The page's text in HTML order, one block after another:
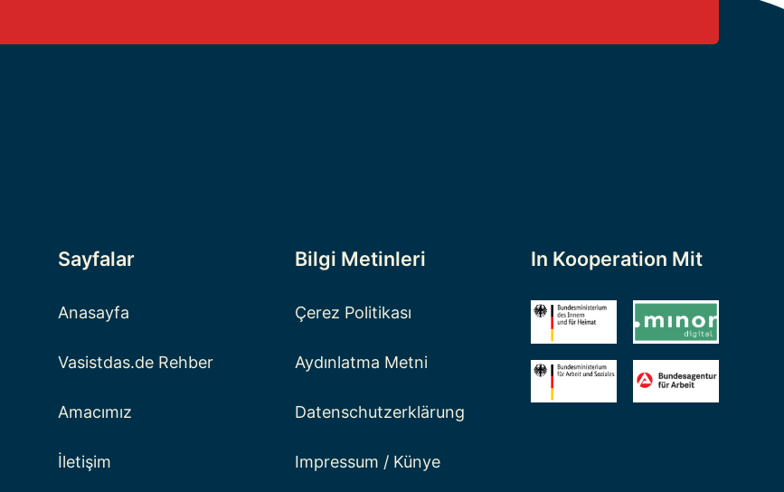
Sayfalar
Anasayfa
Vasistdas.de Rehber
Amacımız
İletişim
Bilgi Metinleri
Çerez Politikası
Aydınlatma Metni
Datenschutzerklärung
Impressum / Künye
In Kooperation Mit